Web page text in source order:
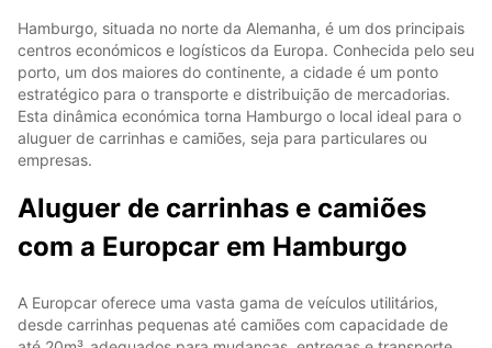
Hamburgo, situada no norte da Alemanha, é um dos principais
centros económicos e logísticos da Europa. Conhecida pelo seu
porto, um dos maiores do continente, a cidade é um ponto
estratégico para o transporte e distribuição de mercadorias.
Esta dinâmica económica torna Hamburgo o local ideal para o
aluguer de carrinhas e camiões, seja para particulares ou
empresas.
Aluguer de carrinhas e camiões
com a Europcar em Hamburgo
A Europcar oferece uma vasta gama de veículos utilitários,
desde carrinhas pequenas até camiões com capacidade de